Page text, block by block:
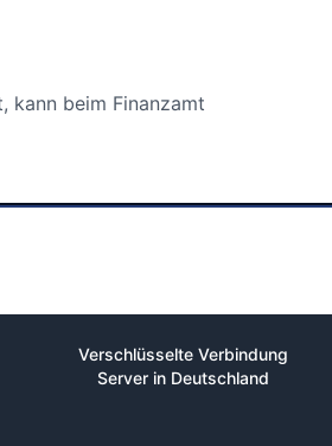
kann beim Finanzamt
Verschlüsselte Verbindung
Server in Deutschland